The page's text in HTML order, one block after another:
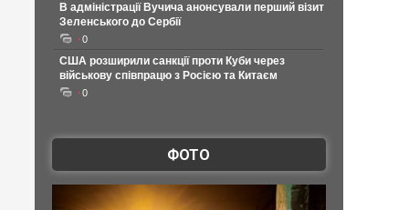
В адміністрації Вучича анонсували перший візит
Зеленського до Сербії
0
США розширили санкції проти Куби через
військову співпрацю з Росією та Китаєм
0
ФОТО